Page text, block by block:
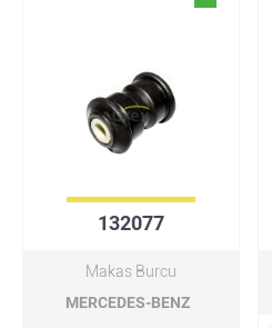
132077
Makas Burcu
MERCEDES-BENZ